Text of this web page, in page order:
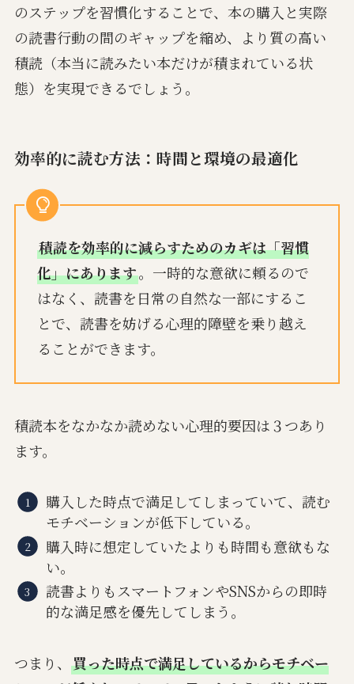
のステップを習慣化することで、本の購入と実際
の読書行動の間のギャップを縮め、より質の高い
積読（本当に読みたい本だけが積まれている状
態）を実現できるでしょう。
効率的に読む方法：時間と環境の最適化
積読を効率的に減らすためのカギは「習慣
化」にあります。一時的な意欲に頼るので
はなく、読書を日常の自然な一部にするこ
とで、読書を妨げる心理的障壁を乗り越え
ることができます。
積読本をなかなか読めない心理的要因は３つあり
ます。
購入した時点で満足してしまっていて、読む
モチベーションが低下している。
購入時に想定していたよりも時間も意欲もな
い。
読書よりもスマートフォンやSNSからの即時
的な満足感を優先してしまう。
つまり、 買った時点で満足しているからモチベー